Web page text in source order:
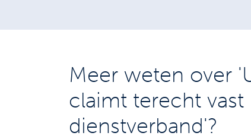
Meer weten over
claimt terecht vast
dienstverband'?